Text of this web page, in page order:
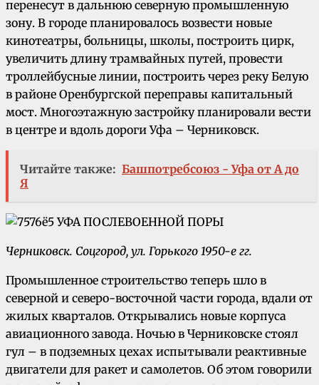
перенесут в дальнюю северную промышленную
зону. В городе планировалось возвести новые
кинотеатры, больницы, школы, построить цирк,
увеличить длину трамвайных путей, провести
троллейбусные линии, построить через реку Белую
в районе Оренбургской переправы капитальный
мост. Многоэтажную застройку планировали вести
в центре и вдоль дороги Уфа – Черниковск.
Читайте также: Башпотребсоюз - Уфа от А до
Я
Черниковск. Соцгород, ул. Горького 1950-е гг.
Промышленное строительство теперь шло в
северной и северо-восточной части города, вдали от
жилых кварталов. Открывались новые корпуса
авиационного завода. Ночью в Черниковске стоял
гул – в подземных цехах испытывали реактивные
двигатели для ракет и самолетов. Об этом говорили